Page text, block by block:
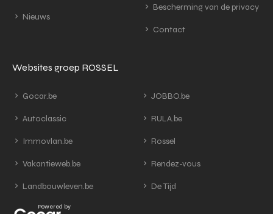
Nieuws
Bescherming van de privacy
Contact
Websites groep ROSSEL
Gocar.be
Autoclassic
Immovlan.be
Vakantieweb.be
Landbouwleven.be
JOBBO.be
RULA.be
Rossel
Rendez-vous
De Tijd
Powered by